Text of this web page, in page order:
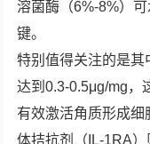
溶菌酶（6%-8%）
键。
特别值得关注的是
达到0.3-0.5μg/mg，
有效激活角质形成细
体拮抗剂（IL-1RA